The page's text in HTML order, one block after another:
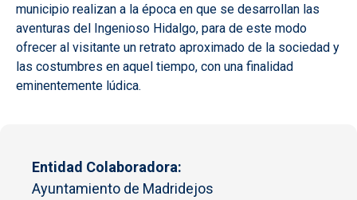
municipio realizan a la época en que se desarrollan las
aventuras del Ingenioso Hidalgo, para de este modo
ofrecer al visitante un retrato aproximado de la sociedad y
las costumbres en aquel tiempo, con una finalidad
eminentemente lúdica.
Entidad Colaboradora
Ayuntamiento de Madridejos